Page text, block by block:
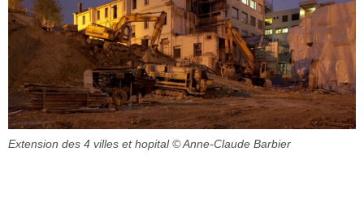
Extension des 4 villes et hopital© Anne-Claude Barbier